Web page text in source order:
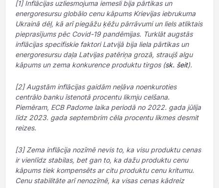
[1] Inflācijas uzliesmojuma iemesli bija pārtikas un
energoresursu globālo cenu kāpums Krievijas iebrukuma
Ukrainā dēļ, kā arī piegāžu ķēžu pārrāvumi un liels atliktais
pieprasījums pēc Covid-19 pandēmijas. Turklāt augstās
inflācijas specifiskie faktori Latvijā bija liela pārtikas un
energoresursu daļa Latvijas patēriņa grozā, straujš algu
kāpums un zema konkurence produktu tirgos (sk. šeit).
[2] Augstām inflācijas gaidām neļāva noenkuroties
centrālo banku īstenotā procentu likmju celšana.
Piemēram, ECB Padome laika periodā no 2022. gada jūlija
līdz 2023. gada septembrim cēla procentu likmes desmit
reizes.
[3] Zema inflācija nozīmē nevis to, ka visu produktu cenas
ir vienlīdz stabilas, bet gan to, ka dažu produktu cenu
kāpums tiek kompensēts ar citu produktu cenu kritumu.
Cenu stabilitāte arī nenozīmē, ka visas cenas kādreiz